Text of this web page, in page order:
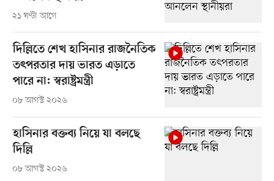
২১ ঘণ্টা আগে
দিল্লিতে শেখ হাসিনার রাজনৈতিক
তৎপরতার দায় ভারত এড়াতে
পারে না: স্বরাষ্ট্রমন্ত্রী
০৮ আগস্ট ২০২৬
হাসিনার বক্তব্য নিয়ে যা বলছে
দিল্লি
০৮ আগস্ট ২০২৬